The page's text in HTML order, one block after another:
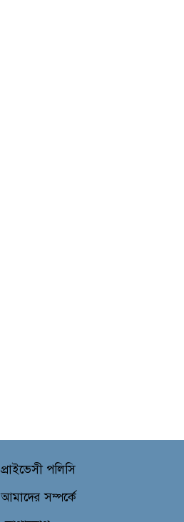
প্রাইভেসী পলিসি
আমাদের সম্পর্কে